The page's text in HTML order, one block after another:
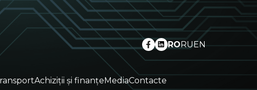
RORUEN
Achiziții și finanțeMediaContacte